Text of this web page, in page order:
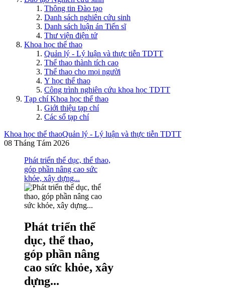
Thông tin Đào tạo
Danh sách nghiên cứu sinh
Danh sách luận án Tiến sĩ
Thư viện điện tử
Khoa học thể thao
Quản lý - Lý luận và thực tiễn TDTT
Thể thao thành tích cao
Thể thao cho mọi người
Y học thể thao
Công trình nghiên cứu khoa học TDTT
Tạp chí Khoa học thể thao
Giới thiệu tạp chí
Các số tạp chí
Khoa học thể thaoQuản lý - Lý luận và thực tiễn TDTT
08 Tháng Tám 2026
Phát triển thể dục, thể thao,
góp phần nâng cao sức
khỏe, xây dựng...
Phát triển thể
dục, thể thao,
góp phần nâng
cao sức khỏe, xây
dựng...